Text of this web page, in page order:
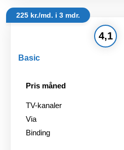
225 kr./md. i 3 mdr.
Basic
4,1
Pris måned
TV-kanaler
Via
Binding